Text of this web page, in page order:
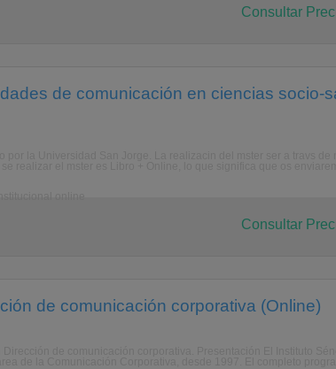
Consultar
de comunicación en ciencias socio-
Consultar
de comunicación corporativa (Online)